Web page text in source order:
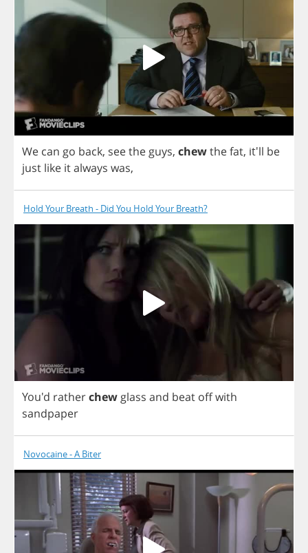
We can go back, seethe guys, chewthefat, it'll be
just like italways was,
Hold Your Breath - Did You Hold Your Breath?
You'd ratherchewglass and beat offwith
sandpaper
Novocaine - A Biter